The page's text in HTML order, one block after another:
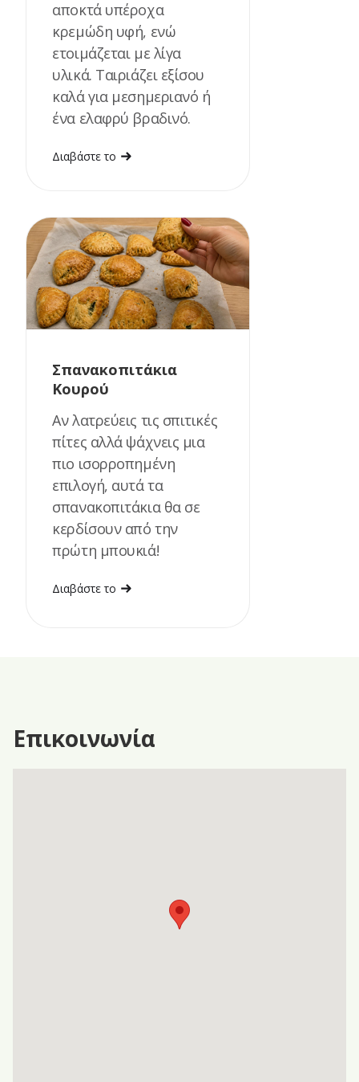
αποκτά υπέροχα
κρεμώδη υφή, ενώ
ετοιμάζεται με λίγα
υλικά. Ταιριάζει εξίσου
καλά για μεσημεριανό ή
ένα ελαφρύ βραδινό.
Διαβάστε το
Σπανακοπιτάκια
Κουρού
Αν λατρεύεις τις σπιτικές
πίτες αλλά ψάχνεις μια
πιο ισορροπημένη
επιλογή, αυτά τα
σπανακοπιτάκια θα σε
κερδίσουν από την
πρώτη μπουκιά!
Διαβάστε το
Επικοινωνία